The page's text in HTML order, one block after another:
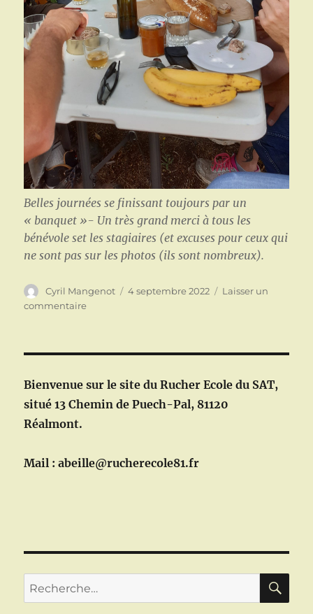
Belles journées se finissant toujours par un
« banquet »- Un très grand merci à tous les
bénévole set les stagiaires (et excuses pour ceux qui
ne sont pas sur les photos (ils sont nombreux).
Auteur
Cyril Mangenot
Publié
4 septembre 2022
Laisser un
commentairesur
rucher
Bienvenue sur le site du Rucher Ecole du SAT,
situé 13 Chemin de Puech-Pal, 81120
Réalmont.
Mail : abeille@rucherecole81.fr
Recherche
pour :